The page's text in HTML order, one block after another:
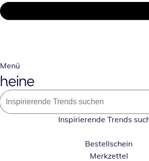
Menü
Inspirierende Trends
Bestellschein
Merkzettel